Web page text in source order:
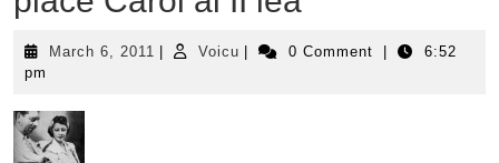
March 6, 2011 MarchVoicu Voicu 0 Comment
6:52
pm